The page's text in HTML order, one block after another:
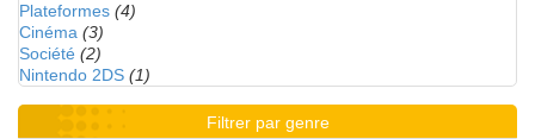
Plateformes (4)
Cinéma (3)
Société (2)
Nintendo 2DS (1)
Filtrer par genre